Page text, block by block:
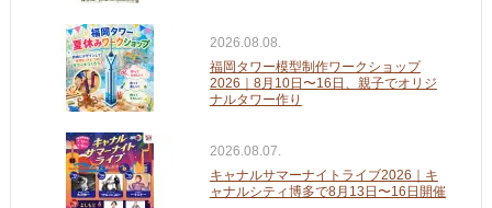
2026.08.08.
福岡タワー模型制作ワークショップ
2026｜8月10日〜16日、親子でオリジ
ナルタワー作り
2026.08.07.
キャナルサマーナイトライブ2026｜キ
ャナルシティ博多で8月13日〜16日開催